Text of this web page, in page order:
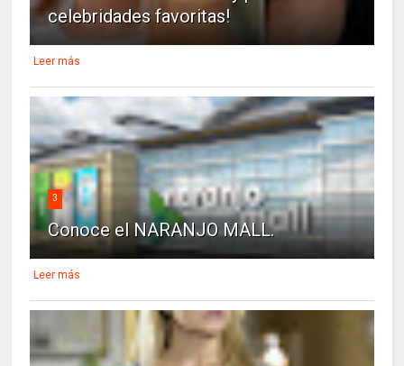
celebridades favoritas!
Leer más
3
Conoce el NARANJO MALL.
Leer más